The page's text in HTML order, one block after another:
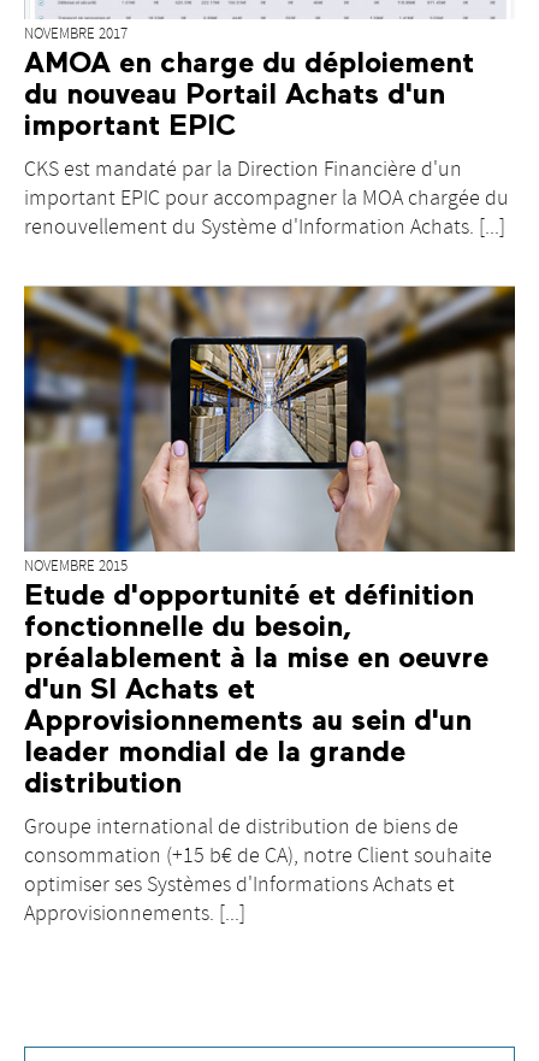
NOVEMBRE 2017
AMOA en charge du déploiement
du nouveau Portail Achats d'un
important EPIC
CKS est mandaté par la Direction Financière d'un
important EPIC pour accompagner la MOA chargée du
renouvellement du Système d'Information Achats. [...]
NOVEMBRE 2015
Etude d'opportunité et définition
fonctionnelle du besoin,
préalablement à la mise en oeuvre
d'un SI Achats et
Approvisionnements au sein d'un
leader mondial de la grande
distribution
Groupe international de distribution de biens de
consommation (+15 b€ de CA), notre Client souhaite
optimiser ses Systèmes d'Informations Achats et
Approvisionnements. [...]